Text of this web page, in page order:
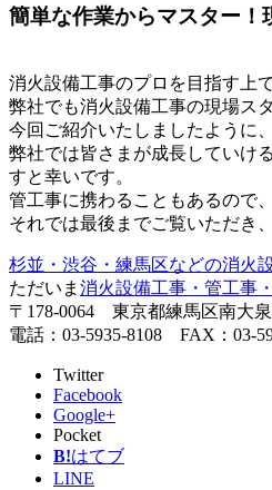
簡単な作業からマスター！
消火設備工事のプロを目指す上
弊社でも消火設備工事の現場ス
今回ご紹介いたしましたように
弊社では皆さまが成長していけ
すと幸いです。
管工事に携わることもあるので
それでは最後までご覧いただき
杉並・渋谷・練馬区などの消火
ただいま 消火設備工事・管工事
〒178-0064 東京都練馬区南大泉
電話：03-5935-8108 FAX：03-
Twitter
Facebook
Google+
Pocket
B!はてブ
LINE